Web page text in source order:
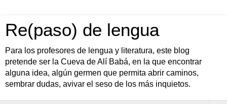
Re(paso) de lengua
Para los profesores de lengua y literatura, este blog
pretende ser la Cueva de Alí Babá, en la que encontrar
alguna idea, algún germen que permita abrir caminos,
sembrar dudas, avivar el seso de los más inquietos.